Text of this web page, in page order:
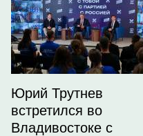
Юрий Трутнев
встретился во
Владивостоке с